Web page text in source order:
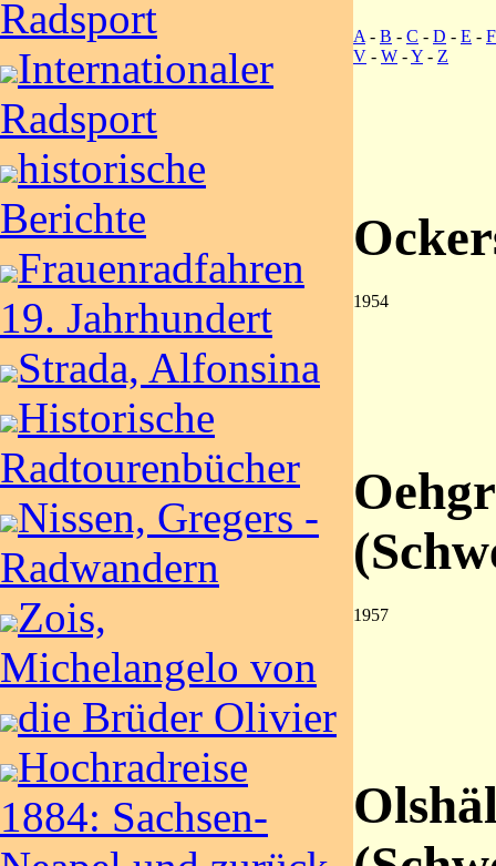
Radsport
Internationaler
Radsport
historische
Berichte
Frauenradfahren
19. Jahrhundert
Strada, Alfonsina
Historische
Radtourenbücher
Nissen, Gregers -
Radwandern
Zois,
Michelangelo von
die Brüder Olivier
Hochradreise
1884: Sachsen-
A - B - C - D - E - F
V - W -Y - Z
1954
1957